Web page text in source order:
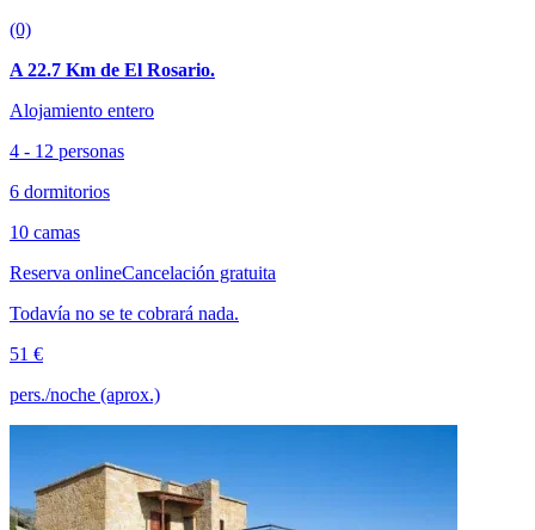
(0)
A 22.7 Km de El Rosario.
Alojamiento entero
4 - 12 personas
6 dormitorios
10 camas
Reserva onlineCancelación gratuita
Todavía no se te cobrará nada.
51 €
pers./noche (aprox.)